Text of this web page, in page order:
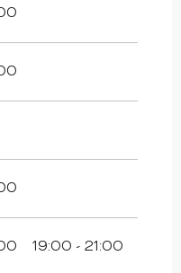
tot31
19:00 - 21:00